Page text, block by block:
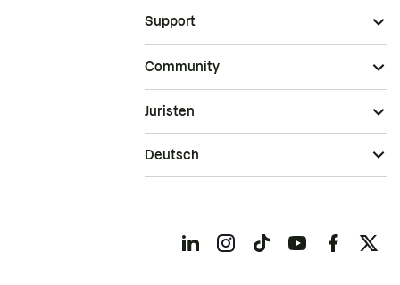
Support
Community
Juristen
Deutsch